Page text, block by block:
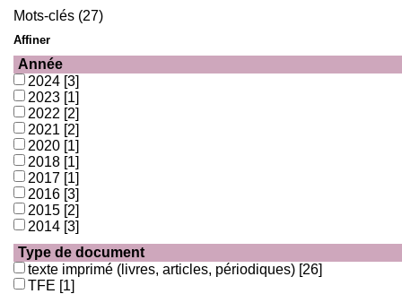
Mots-clés (27)
Affiner
Année
2024 [3]
2023 [1]
2022 [2]
2021 [2]
2020 [1]
2018 [1]
2017 [1]
2016 [3]
2015 [2]
2014 [3]
Type de document
texte imprimé (livres, articles, périodiques) [26]
TFE [1]